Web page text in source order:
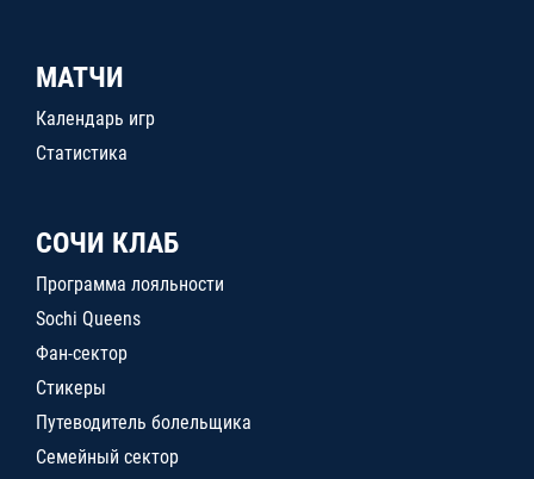
МАТЧИ
Календарь игр
Статистика
СОЧИ КЛАБ
Программа лояльности
Sochi Queens
Фан-сектор
Стикеры
Путеводитель болельщика
Семейный сектор